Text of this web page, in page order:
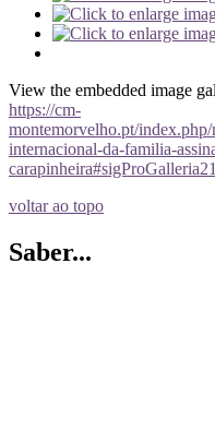
View the embedded image
https://cm-
montemorvelho.pt/
internacional-da-familia-
voltar ao topo
Saber...